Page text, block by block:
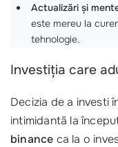
Actualizări și
este mereu la
tehnologie.
Investiția care
Decizia de a investi
intimidantă la
binance ca la o